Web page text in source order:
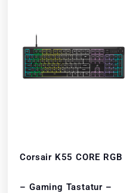
Corsair K55 CORE RGB
– Gaming Tastatur –